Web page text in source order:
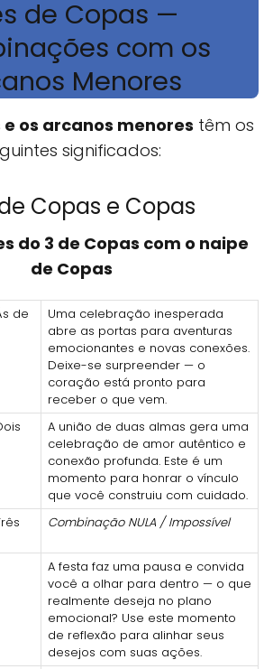
de Copas —
com os
Menores
e os arcanos menores têm os
significados:
Copas e Copas
do 3 de Copas com o naipe
de Copas
de
Uma celebração inesperada
abre as portas para aventuras
emocionantes e novas conexões.
Deixe-se surpreender — o
coração está pronto para
receber o que vem.
A união de duas almas gera uma
celebração de amor autêntico e
conexão profunda. Este é um
momento para honrar o vínculo
que você construiu com cuidado.
Combinação NULA / Impossível
A festa faz uma pausa e convida
você a olhar para dentro — o que
realmente deseja no plano
emocional? Use este momento
de reflexão para alinhar seus
desejos com suas ações.